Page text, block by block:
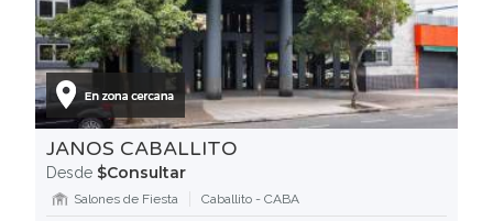
JANOS CABALLITO
Desde $Consultar
Salones de Fiesta
Caballito - CABA